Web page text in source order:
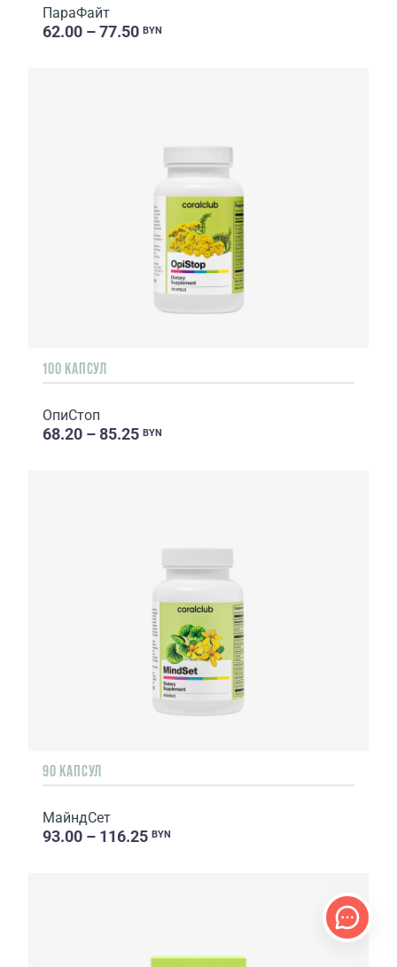
ПараФайт
62.00 – 77.50 BYN
100 КАПСУЛ
ОпиСтоп
68.20 – 85.25 BYN
90 КАПСУЛ
МайндСет
93.00 – 116.25 BYN